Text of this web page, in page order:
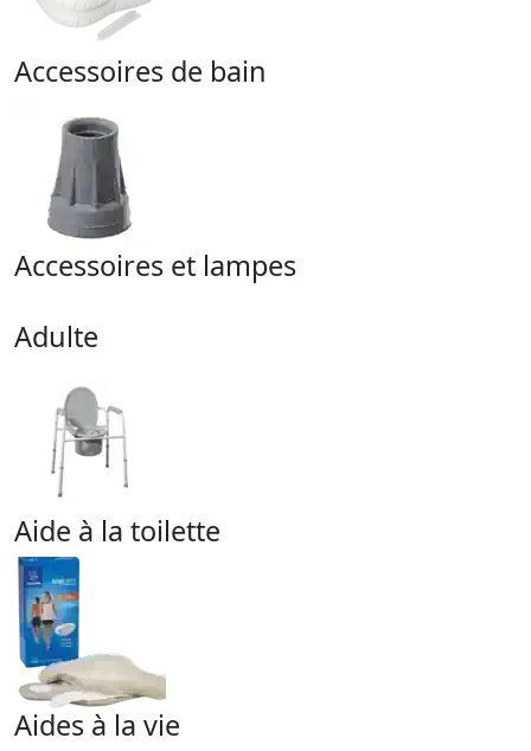
Accessoires de bain
Accessoires et lampes
Adulte
Aide à la toilette
Aides à la vie